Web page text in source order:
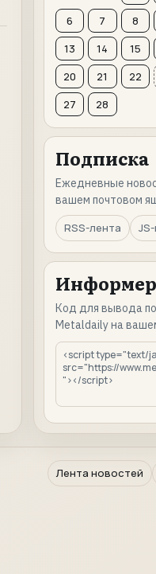
6
7 8
13
14 15
20
21 22
27
28
Подписка
Ежедневные
вашем почтовом
RSS-лента
Информер
Код для вывода
Metaldaily на
Лента новостей